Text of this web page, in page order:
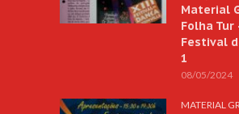
Material
Folha Tur
Festival
1
08/05/2024
MATERIAL